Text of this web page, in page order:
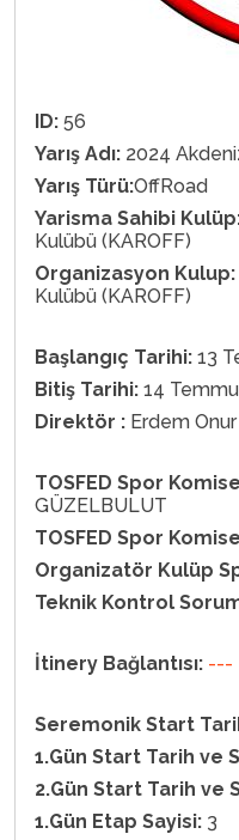
ID: 56
Yarış Adı: 2024
Yarış Türü:OffRoad
Yarisma Sahibi
Kulübü (KAROFF)
Organizasyon Kulup:
Kulübü (KAROFF)
Başlangıç Tarihi: 13
Bitiş Tarihi: 14
Direktör : Erdem Onur
TOSFED Spor
GÜZELBULUT
TOSFED Spor
Organizatör Kulüp
Teknik Kontrol
İtinery Bağlantısı: ---
Seremonik Start
1.Gün Start Tarih ve
2.Gün Start Tarih ve
1.Gün Etap Sayisi: 3